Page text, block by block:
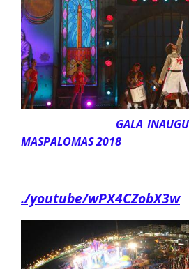
GALA
MASPALOMAS 2018
./youtube/wPX4CZobX3w